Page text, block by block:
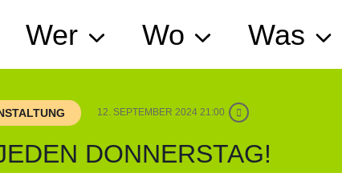
Wer Wo Was
12. SEPTEMBER 2024 21:00
DONNERSTAG!